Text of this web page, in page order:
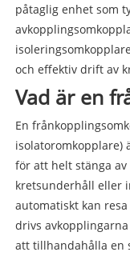
påtaglig enhet som
och effektiv drift av
Vad är en
En
isolatoromkopplare)
för att helt stänga
kretsunderhåll eller
automatiskt kan
drivs
att tillhandahålla en